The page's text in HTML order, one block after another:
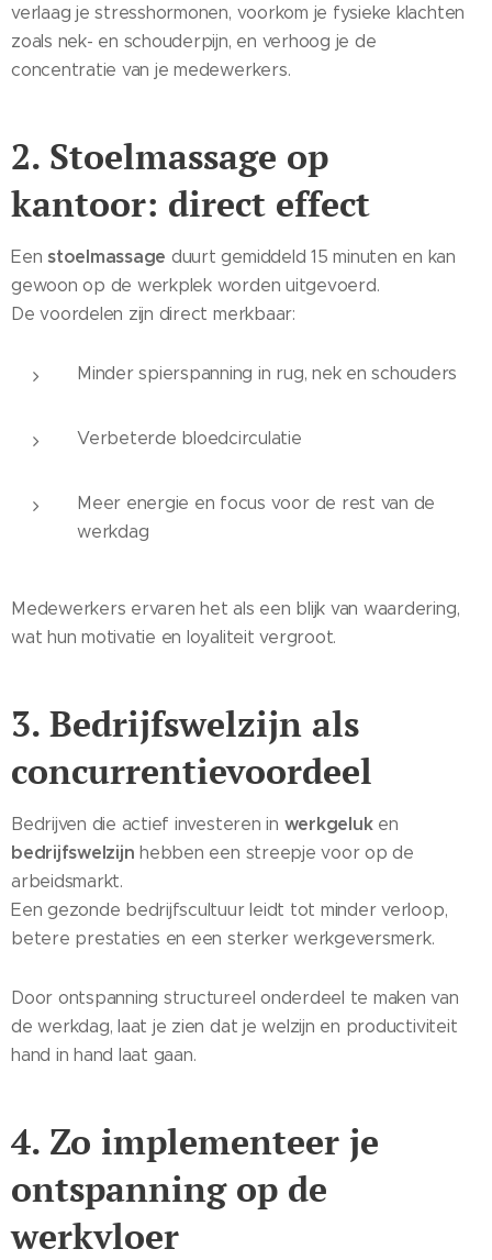
verlaag je stresshormonen, voorkom je fysieke klachten
zoals nek- en schouderpijn, en verhoog je de
concentratie van je medewerkers.
2. Stoelmassage op
kantoor: direct effect
Eenstoelmassage duurt gemiddeld 15 minuten en kan
gewoon op de werkplek worden uitgevoerd.
De voordelen zijn direct merkbaar:
Minder spierspanning in rug, nek en schouders
Verbeterde bloedcirculatie
Meer energie en focus voor de rest van de
werkdag
Medewerkers ervaren het als een blijk van waardering,
wat hun motivatie en loyaliteit vergroot.
3. Bedrijfswelzijn als
concurrentievoordeel
Bedrijven die actief investeren in werkgeluken
bedrijfswelzijn hebben een streepje voor op de
arbeidsmarkt.
Een gezonde bedrijfscultuur leidt tot minder verloop,
betere prestaties en een sterker werkgeversmerk.
Door ontspanning structureel onderdeel te maken van
de werkdag, laat je zien dat je welzijn en productiviteit
hand in hand laat gaan.
4. Zo implementeer je
ontspanning op de
werkvloer